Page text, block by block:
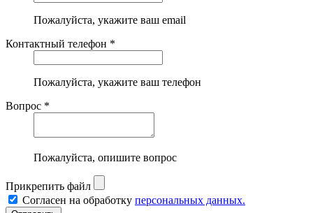
Пожалуйста, укажите ваш email
Контактный телефон *
Пожалуйста, укажите ваш телефон
Вопрос *
Пожалуйста, опишите вопрос
Прикрепить файл
Согласен на обработку персональных данных.